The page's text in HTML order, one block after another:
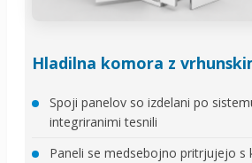
Hladilna komora z
Spoji panelov so izdelani po
integriranimi tesnili
Paneli se medsebojno pritrjujejo s